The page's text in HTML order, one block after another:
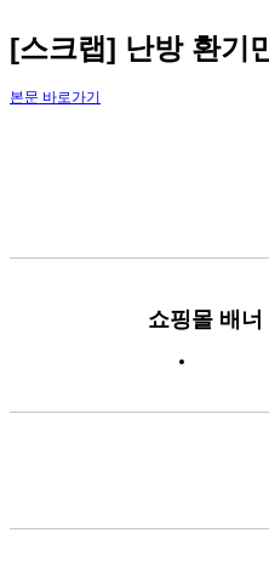
[스크랩] 난방 환기
본문 바로가기
쇼핑몰 배너